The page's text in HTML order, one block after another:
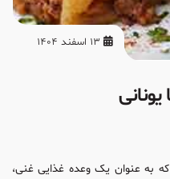
به عنوان یک وعده غذایی غنی،